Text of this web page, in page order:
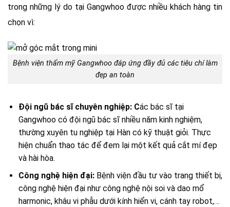
trong những lý do tại Gangwhoo được nhiều khách hàng tin
chọn vì:
Bệnh viện thẩm mỹ Gangwhoo đáp ứng đầy đủ các tiêu chí làm
đẹp an toàn
Đội ngũ bác sĩ chuyên nghiệp: Các bác sĩ tại
Gangwhoo có đội ngũ bác sĩ nhiều năm kinh nghiệm,
thường xuyên tu nghiệp tại Hàn có kỹ thuật giỏi. Thực
hiện chuẩn thao tác để đem lại một kết quả cắt mí đẹp
và hài hòa.
Công nghệ hiện đại:Bệnh viện đầu tư vào trang thiết bị,
công nghệ hiện đại như công nghệ nội soi và dao mổ
harmonic, khâu vi phẫu dưới kính hiển vi, cánh tay robot,…